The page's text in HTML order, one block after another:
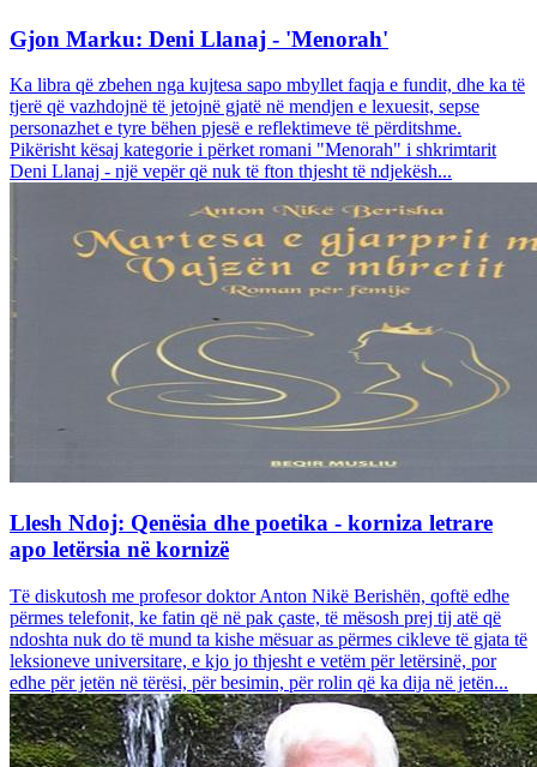
Gjon Marku: Deni Llanaj - 'Menorah'
Ka libra që zbehen nga kujtesa sapo mbyllet faqja e fundit, dhe ka të
tjerë që vazhdojnë të jetojnë gjatë në mendjen e lexuesit, sepse
personazhet e tyre bëhen pjesë e reflektimeve të përditshme.
Pikërisht kësaj kategorie i përket romani "Menorah" i shkrimtarit
Deni Llanaj - një vepër që nuk të fton thjesht të ndjekësh...
Llesh Ndoj: Qenësia dhe poetika - korniza letrare
apo letërsia në kornizë
Të diskutosh me profesor doktor Anton Nikë Berishën, qoftë edhe
përmes telefonit, ke fatin që në pak çaste, të mësosh prej tij atë që
ndoshta nuk do të mund ta kishe mësuar as përmes cikleve të gjata të
leksioneve universitare, e kjo jo thjesht e vetëm për letërsinë, por
edhe për jetën në tërësi, për besimin, për rolin që ka dija në jetën...